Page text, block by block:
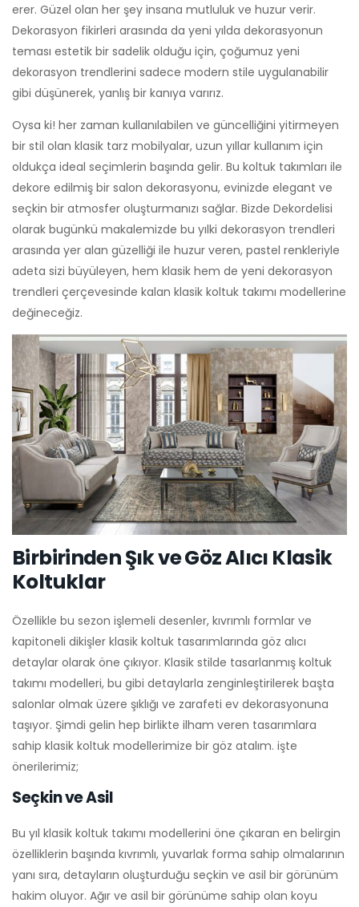
erer. Güzel olan her şey insana mutluluk ve huzur verir.
Dekorasyon fikirleri arasında da yeni yılda dekorasyonun
teması estetik bir sadelik olduğu için, çoğumuz yeni
dekorasyon trendlerini sadece modern stile uygulanabilir
gibi düşünerek, yanlış bir kanıya varırız.
Oysa ki! her zaman kullanılabilen ve güncelliğini yitirmeyen
bir stil olan klasik tarz mobilyalar, uzun yıllar kullanım için
oldukça ideal seçimlerin başında gelir. Bu koltuk takımları ile
dekore edilmiş bir salon dekorasyonu, evinizde elegant ve
seçkin bir atmosfer oluşturmanızı sağlar. Bizde Dekordelisi
olarak bugünkü makalemizde bu yılki dekorasyon trendleri
arasında yer alan güzelliği ile huzur veren, pastel renkleriyle
adeta sizi büyüleyen, hem klasik hem de yeni dekorasyon
trendleri çerçevesinde kalan klasik koltuk takımı modellerine
değineceğiz.
Birbirinden Şık ve Göz Alıcı Klasik
Koltuklar
Özellikle bu sezon işlemeli desenler, kıvrımlı formlar ve
kapitoneli dikişler klasik koltuk tasarımlarında göz alıcı
detaylar olarak öne çıkıyor. Klasik stilde tasarlanmış koltuk
takımı modelleri, bu gibi detaylarla zenginleştirilerek başta
salonlar olmak üzere şıklığı ve zarafeti ev dekorasyonuna
taşıyor. Şimdi gelin hep birlikte ilham veren tasarımlara
sahip klasik koltuk modellerimize bir göz atalım. işte
önerilerimiz;
Seçkin ve Asil
Bu yıl klasik koltuk takımı modellerini öne çıkaran en belirgin
özelliklerin başında kıvrımlı, yuvarlak forma sahip olmalarının
yanı sıra, detayların oluşturduğu seçkin ve asil bir görünüm
hakim oluyor. Ağır ve asil bir görünüme sahip olan koyu